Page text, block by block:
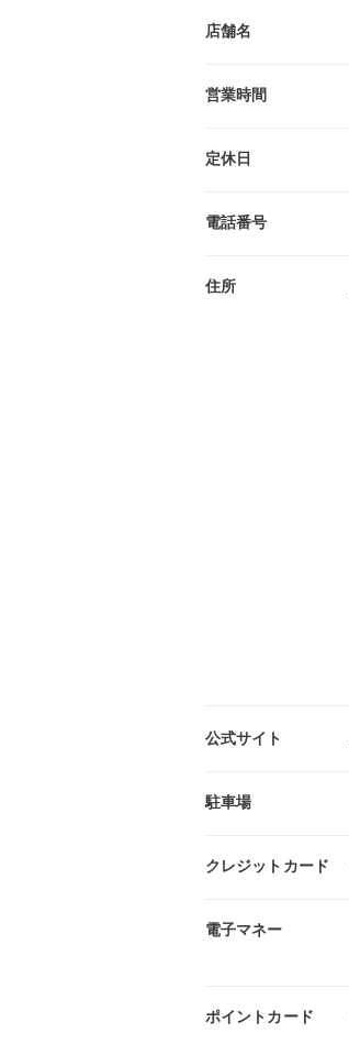
店舗名
営業時間
定休日
電話番号
住所
公式サイト
駐車場
クレジットカード
電子マネー
ポイントカード